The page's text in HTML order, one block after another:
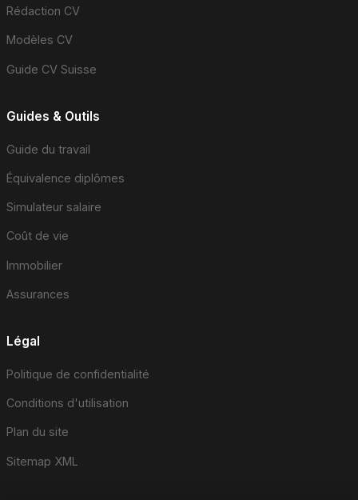
Rédaction CV
Modèles CV
Guide CV Suisse
Guides & Outils
Guide du travail
Équivalence diplômes
Simulateur salaire
Coût de vie
Immobilier
Assurances
Légal
Politique de confidentialité
Conditions d'utilisation
Plan du site
Sitemap XML